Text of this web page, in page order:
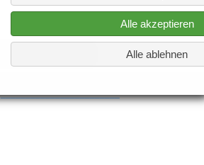
________________________
Alle akzeptieren
Alle ablehnen